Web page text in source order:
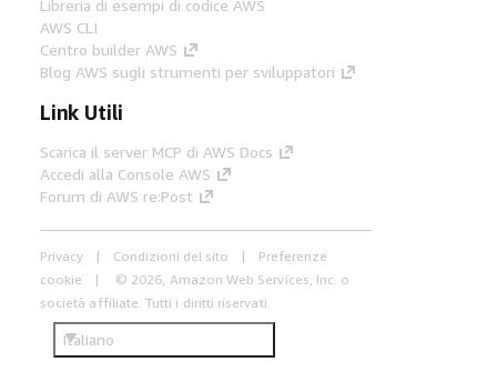
Libreria di esempi di codice AWS
AWS CLI
Centro builder AWS
Blog AWS sugli strumenti per sviluppatori
Link Utili
Scarica il server MCP di AWS Docs
Accedi alla Console AWS
Forum di AWS re:Post
Privacy Condizioni del sito
Preferenze
cookie
© 2026, Amazon Web Services, Inc. o
società affiliate. Tutti i diritti riservati.
Italiano